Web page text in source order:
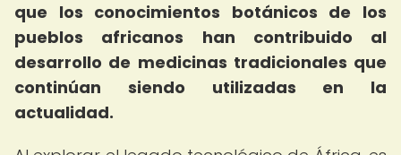
que los conocimientos botánicos de los
pueblos africanos han contribuido al
desarrollo de medicinas tradicionales que
continúan siendo utilizadas en la
actualidad.